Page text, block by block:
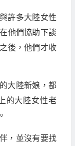
許多大陸女性
他們協助下談
後，他們才收
大陸新娘，都
的大陸女性老
，並沒有要找